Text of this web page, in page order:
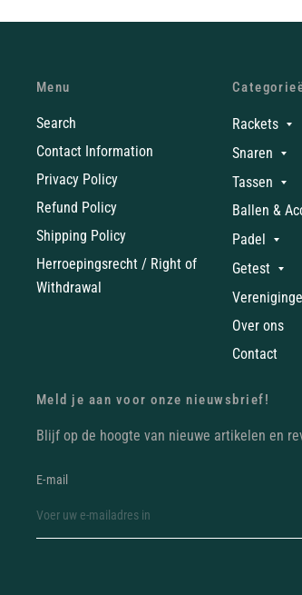
Menu
Search
Contact Information
Privacy Policy
Refund Policy
Shipping Policy
Herroepingsrecht / Right of
Withdrawal
Rackets
Snaren
Tassen
Ballen &
Padel
Getest
Over ons
Contact
Meld je aan voor onze nieuwsbrief!
Blijf op de hoogte van nieuwe artikelen en
E‑mail